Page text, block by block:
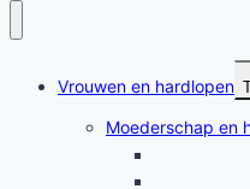
Vrouwen en hardlopen
Moederschap en